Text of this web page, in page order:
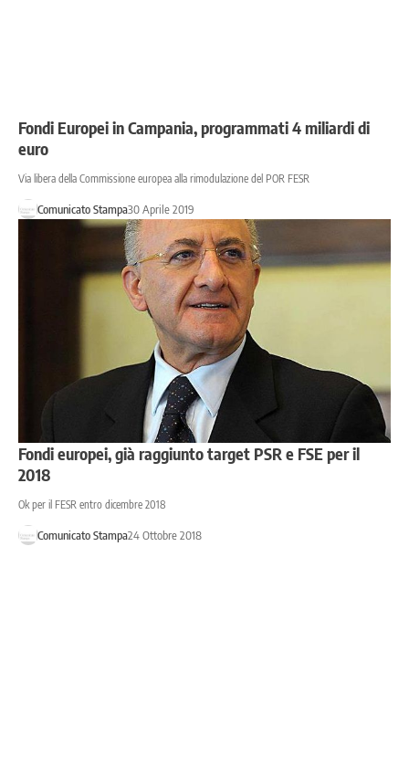
Fondi Europei in Campania, programmati 4 miliardi di
euro
Via libera della Commissione europea alla rimodulazione del POR FESR
Comunicato Stampa30 Aprile 2019
Fondi europei, già raggiunto target PSR e FSE per il
2018
Ok per il FESR entro dicembre 2018
Comunicato Stampa24 Ottobre 2018